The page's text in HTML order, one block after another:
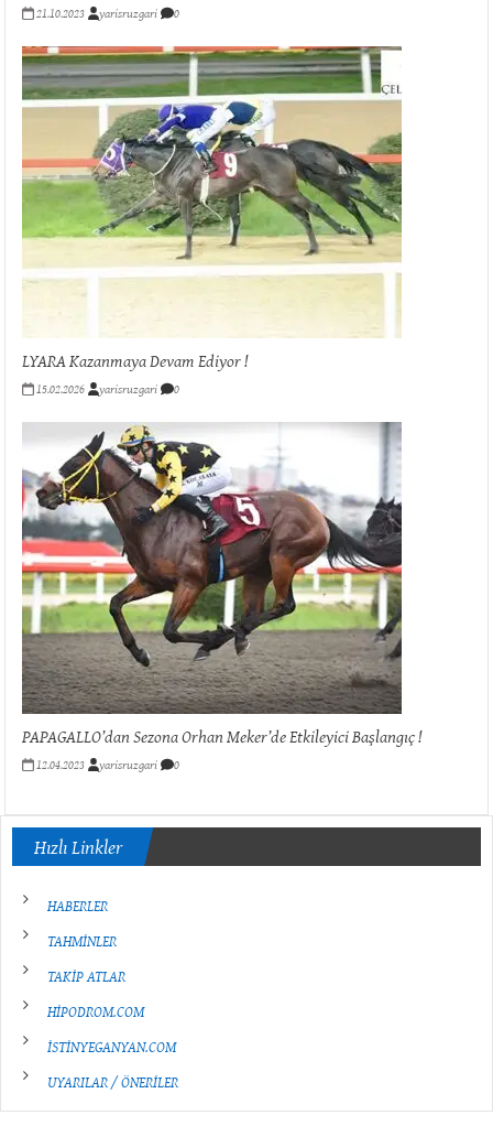
21.10.2023 yarisruzgari 0
LYARA Kazanmaya Devam Ediyor !
15.02.2026 yarisruzgari 0
PAPAGALLO’dan Sezona Orhan Meker’de Etkileyici Başlangıç !
12.04.2023 yarisruzgari 0
Hızlı Linkler
HABERLER
TAHMİNLER
TAKİP ATLAR
HİPODROM.COM
İSTİNYEGANYAN.COM
UYARILAR / ÖNERİLER